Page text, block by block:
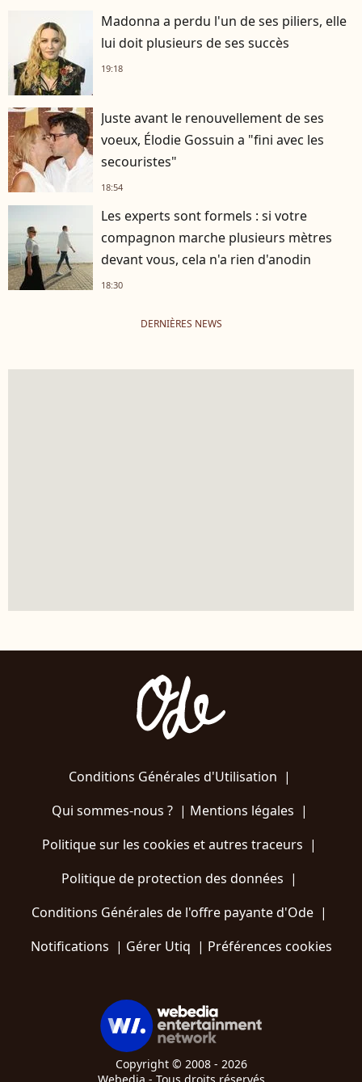
Madonna a perdu l'un de ses piliers, elle
lui doit plusieurs de ses succès
19:18
Juste avant le renouvellement de ses
voeux, Élodie Gossuin a "fini avec les
secouristes"
18:54
Les experts sont formels : si votre
compagnon marche plusieurs mètres
devant vous, cela n'a rien d'anodin
18:30
DERNIÈRES NEWS
Conditions Générales d'Utilisation |
Qui sommes-nous ?| Mentions légales |
Politique sur les cookies et autres traceurs |
Politique de protection des données |
Conditions Générales de l'offre payante d'Ode |
Notifications | Gérer Utiq | Préférences cookies
Copyright © 2008 - 2026